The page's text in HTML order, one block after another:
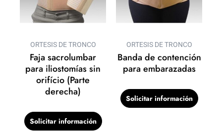
ORTESIS DE TRONCO
Faja sacrolumbar
para iliostomías sin
orifício (Parte
derecha)
Solicitar información
ORTESIS DE TRONCO
Banda de contención
para embarazadas
Solicitar información